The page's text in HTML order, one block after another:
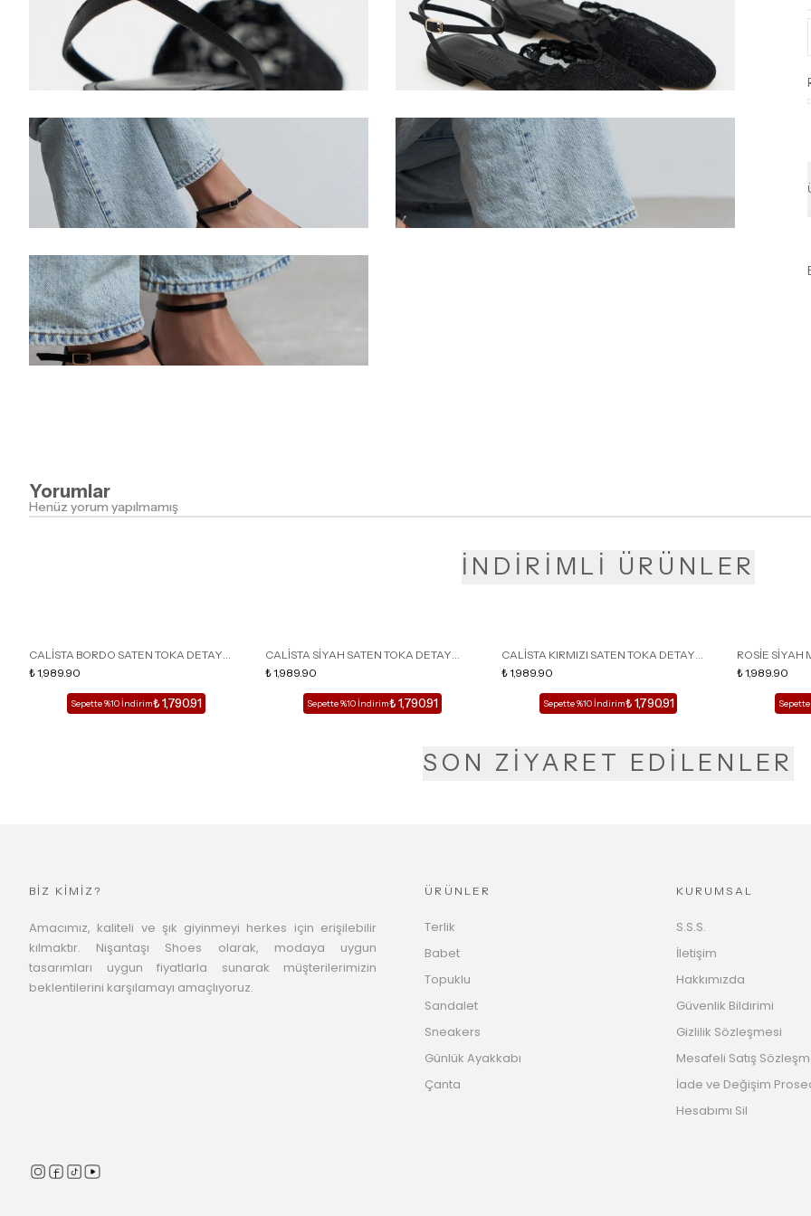
Yorumlar
Henüz yorum yapılmamış
İNDİRİMLİ ÜRÜNLER
CALİSTA BORDO SATEN TOKA DETAY
SİVRİ BURUN KADIN TOPUKLU TERLİK
₺ 1,989.90
Sepette %10 İndirim₺ 1,790.91
CALİSTA SİYAH SATEN TOKA DETAY
SİVRİ BURUN KADIN TOPUKLU TERLİK
₺ 1,989.90
Sepette %10 İndirim₺ 1,790.91
CALİSTA KIRMIZI SATEN TOKA DETAY
SİVRİ BURUN KADIN TOPUKLU TERLİK
₺ 1,989.90
Sepette %10 İndirim₺ 1,790.91
ROSİE SİYAH
DETAY
₺ 1,989.90
SON ZİYARET EDİLENLER
BİZ KİMİZ?
Amacımız, kaliteli ve şık giyinmeyi herkes için erişilebilir
kılmaktır. Nişantaşı Shoes olarak, modaya uygun
tasarımları uygun fiyatlarla sunarak müşterilerimizin
beklentilerini karşılamayı amaçlıyoruz.
ÜRÜNLER
Terlik
Babet
Topuklu
Sandalet
Sneakers
Günlük Ayakkabı
Çanta
KURUMSAL
S.S.S.
İletişim
Hakkımızda
Güvenlik Bildirimi
Gizlilik Sözleşmesi
Mesafeli Satış
İade ve Değişim
Hesabımı Sil